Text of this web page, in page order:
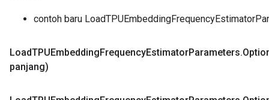
contoh baru
LoadTPUEmbeddingFrequencyEstimatorParameters.
panjang)